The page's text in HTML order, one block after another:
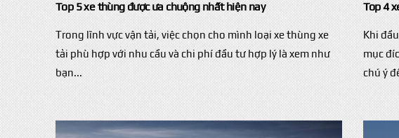
Top 5 xe thùng được ưa chuộng nhất hiện nay
Trong lĩnh vực vận tải, việc chọn cho mình loại xe thùng xe
tải phù hợp với nhu cầu và chi phí đầu tư hợp lý là xem như
bạn...
Top 4
Khi
mục
chú ý